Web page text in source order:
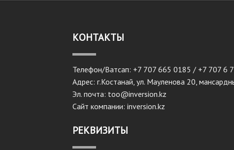
КОНТАКТЫ
Телефон/Ватсап: +7 707 665 0185 / +7 707 6
Адрес: г.Костанай, ул. Мауленова 20,
Эл. почта: too@inversion.kz
Сайт компании: inversion.kz
РЕКВИЗИТЫ